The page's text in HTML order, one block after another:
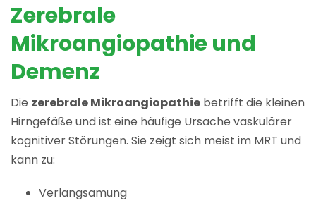
Zerebrale
Mikroangiopathie und
Demenz
Die zerebrale Mikroangiopathie betrifft die kleinen
Hirngefäße und ist eine häufige Ursache vaskulärer
kognitiver Störungen. Sie zeigt sich meist im MRT und
kann zu:
Verlangsamung